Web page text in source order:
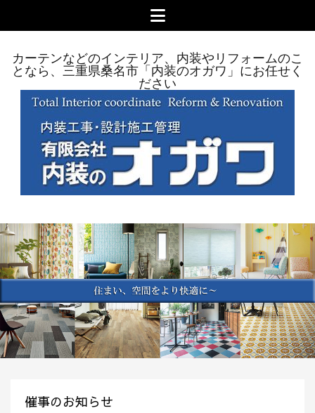
メ
ニ
ュ
ー
三
重
県
市
内
装
の
オ
ガ
ワ
カーテンなどのインテリア、内装やリフォームのこ
となら、三重県桑名市「内装のオガワ」にお任せく
ださい
催事のお知らせ